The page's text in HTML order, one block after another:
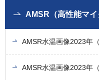
AMSR（高性能マ
AMSR水温画像2023年
AMSR水温画像2023年